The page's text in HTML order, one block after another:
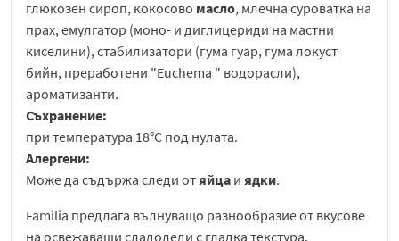
глюкозен сироп, кокосово масло, млечна суроватка на
прах, емулгатор (моно- и диглицериди на мастни
киселини), стабилизатори (гума гуар, гума локуст
бийн, преработени "Euchema " водорасли),
ароматизанти.
Съхранение:
при температура 18°C под нулата.
Алергени:
Може да съдържа следи отяйца и ядки.
Familia предлага вълнуващо разнообразие от вкусове
на освежаващи сладоледи с гладка текстура.